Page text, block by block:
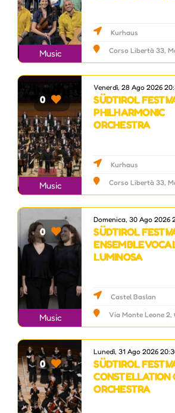
Music
Kurhaus
Corso Libertà 33,
0
Music
Venerdì, 28 Ago 2026
SÜDTIROL
PHILHARMONIC
ORCHESTRA
Kurhaus
Corso Libertà 33,
0
Music
Domenica, 30 Ago 2026
SÜDTIROL
ENSEMBLE
LUMINOSA
Castel Baslan
Via Monte Leone 2,
0
Lunedì, 31 Ago 2026
SÜDTIROL
CONSTELLATION
ORCHESTRA